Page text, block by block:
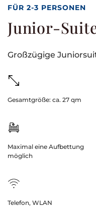
FÜR 2-3 PERSONEN
Junior-
Großzügige
Gesamtgröße: ca. 27 qm
Maximal eine Aufbettung
möglich
Telefon, WLAN